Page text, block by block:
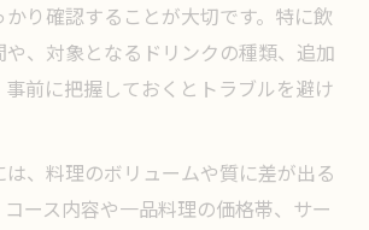
り確認することが大切です。特に飲
、対象となるドリンクの種類、追加
前に把握しておくとトラブルを避け
、料理のボリュームや質に差が出る
ース内容や一品料理の価格帯、サー